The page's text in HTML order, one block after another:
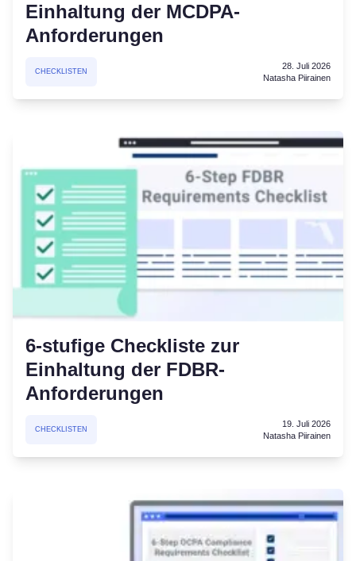
Einhaltung der MCDPA-
Anforderungen
CHECKLISTEN
28. Juli 2026
Natasha Piirainen
6-stufige Checkliste zur
Einhaltung der FDBR-
Anforderungen
CHECKLISTEN
19. Juli 2026
Natasha Piirainen